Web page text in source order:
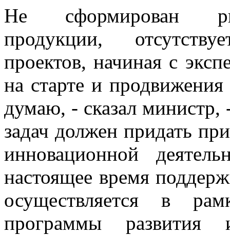
Не сформирован
продукции,
проектов, начиная с
на старте и
думаю, - сказал
задач должен придать
инновационной
настоящее время
осуществляется в
программы